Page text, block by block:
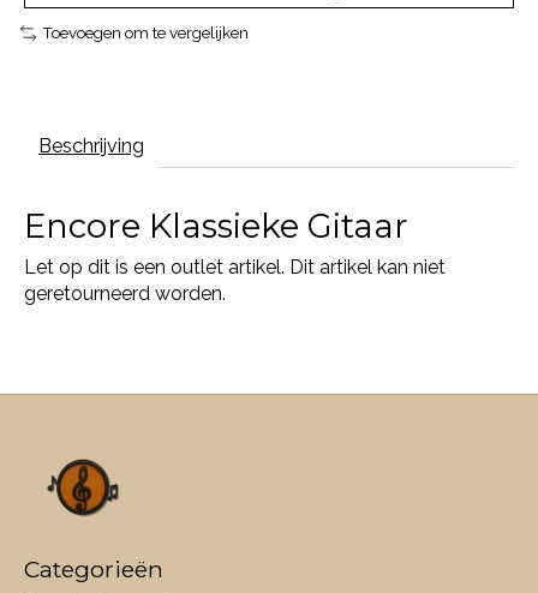
Toevoegen om te vergelijken
Beschrijving
Encore Klassieke Gitaar
Let op dit is een outlet artikel. Dit artikel kan niet
geretourneerd worden.
Categorieën